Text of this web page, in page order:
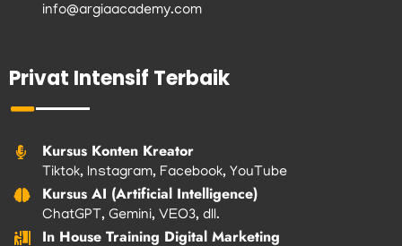
info@argiaacademy.com
Privat Intensif Terbaik
Kursus Konten Kreator
Tiktok, Instagram, Facebook, YouTube
Kursus AI (Artificial Intelligence)
ChatGPT, Gemini, VEO3, dll.
In House Training Digital Marketing